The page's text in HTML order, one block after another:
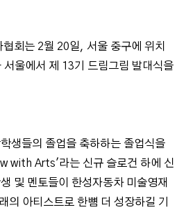
회는 2월 20일, 서울 중구에 위치
서울에서 제 13기 드림그림 발대식을
생들의 졸업을 축하하는 졸업식을
with Arts'라는 신규 슬로건 하에 신
및 멘토들이 한성자동차 미술영재
의 아티스트로 한뼘 더 성장하길 기